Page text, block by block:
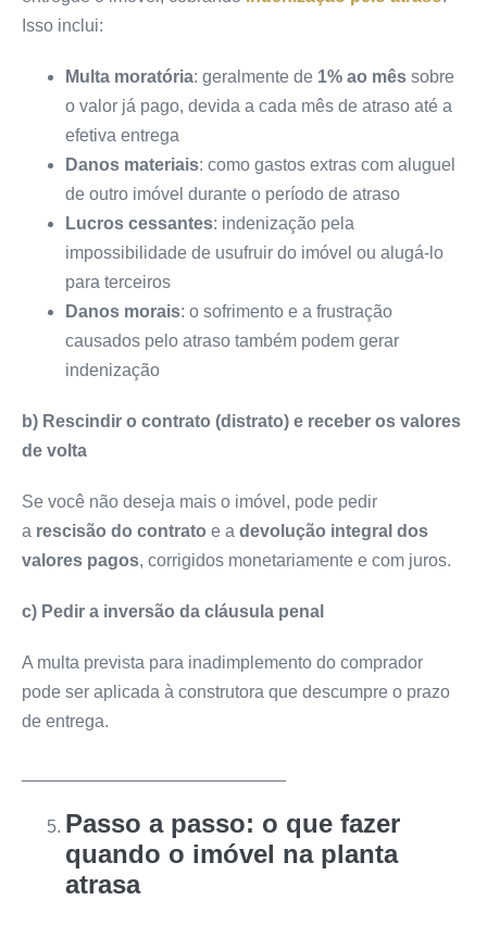
Isso inclui:
Multa moratória: geralmente de 1% ao mês sobre
o valor já pago, devida a cada mês de atraso até a
efetiva entrega
Danos materiais: como gastos extras com aluguel
de outro imóvel durante o período de atraso
Lucros cessantes: indenização pela
impossibilidade de usufruir do imóvel ou alugá-lo
para terceiros
Danos morais: o sofrimento e a frustração
causados pelo atraso também podem gerar
indenização
b) Rescindir o contrato (distrato) e receber os valores
de volta
Se você não deseja mais o imóvel, pode pedir
a rescisão do contrato e a devolução integral dos
valores pagos, corrigidos monetariamente e com juros.
c) Pedir a inversão da cláusula penal
A multa prevista para inadimplemento do comprador
pode ser aplicada à construtora que descumpre o prazo
de entrega.
Passo a passo: o que fazer
quando o imóvel na planta
atrasa